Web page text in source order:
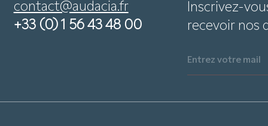
contact@audacia.fr
+33 (0) 1 56 43 48 00
Inscrivez-
recevoir nos
Entrez votre mail